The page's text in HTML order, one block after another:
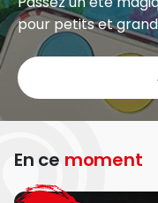
pour petits et
En ce moment